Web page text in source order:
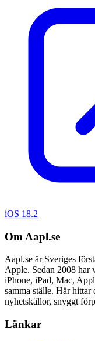
iOS 18.2
Om Aapl.se
Aapl.se är Sveriges
Apple. Sedan 2008 har
iPhone, iPad, Mac,
samma ställe. Här hittar
nyhetskällor, snyggt
Länkar